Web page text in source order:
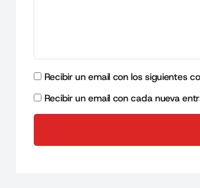
Recibir un email con los siguientes
Recibir un email con cada nueva